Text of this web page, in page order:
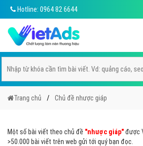
Hotline: 0964 82 6644
Trang chủ Chủ đề nhược giáp
Một số bài viết theo chủ đề "nhược giáp"được
>50.000 bài viết trên web gửi tới quý bạn đọc.